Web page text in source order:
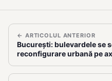
← ARTICOLUL ANTERIOR
București: bulevardele se
reconfigurare urbană pe